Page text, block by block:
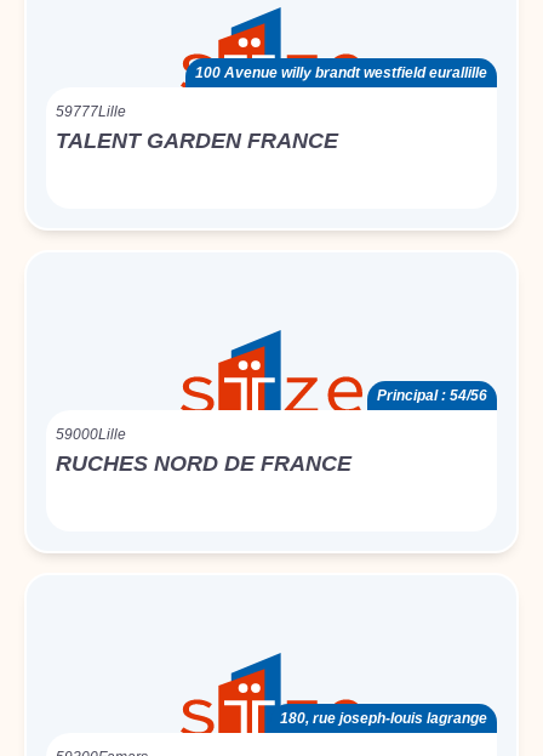
100 Avenue willy brandt westfield eurallille
59777Lille
TALENT GARDEN FRANCE
Principal : 54/56
59000Lille
RUCHES NORD DE FRANCE
180, rue joseph-louis lagrange